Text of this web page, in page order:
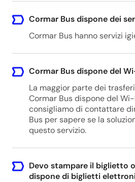
Cormar Bus dispone dei
Cormar Bus hanno servizi
Cormar Bus dispone del
La maggior parte dei
Cormar Bus dispone del
consigliamo di contattare
Bus per sapere se la
questo servizio.
Devo stampare il biglietto
dispone di biglietti